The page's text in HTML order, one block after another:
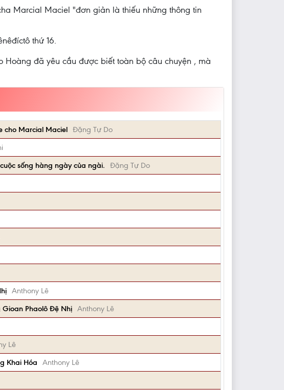
Marcial Maciel "đơn giản là thiếu những thông tin
thứ 16.
đã yêu cầu được biết toàn bộ câu chuyện , mà
cho Marcial Maciel Đặng Tự Do
sống hàng ngày của ngài.
Đặng Tự Do
Anthony Lê
Phaolô Đệ Nhị Anthony Lê
Lê
Khai Hóa
Anthony Lê